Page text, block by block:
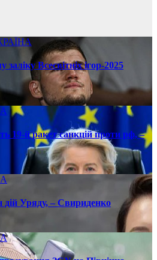
Всесвітніх ігор-2025
19-й ракет санкцій проти рф, –
дій Уряду, – Свириденко